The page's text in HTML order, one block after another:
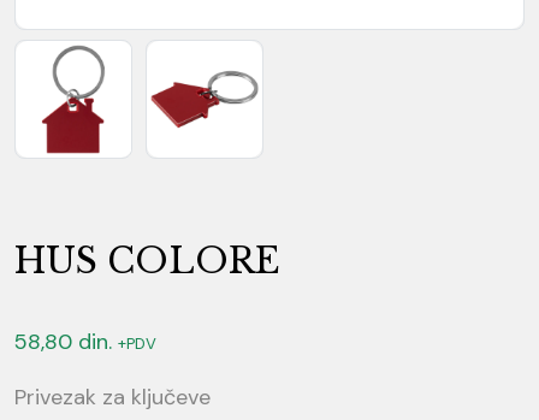
HUS COLORE
58,80 din. +PDV
Privezak za ključeve